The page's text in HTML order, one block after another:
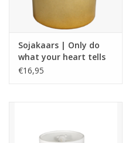
Sojakaars | Only do
what your heart tells
you | Princes Diana
€16,95